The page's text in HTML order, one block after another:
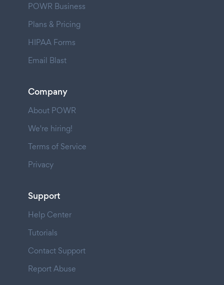
POWR Business
Plans & Pricing
HIPAA Forms
Email Blast
Company
About POWR
We're hiring!
Terms of Service
Privacy
Support
Help Center
Tutorials
Contact Support
Report Abuse